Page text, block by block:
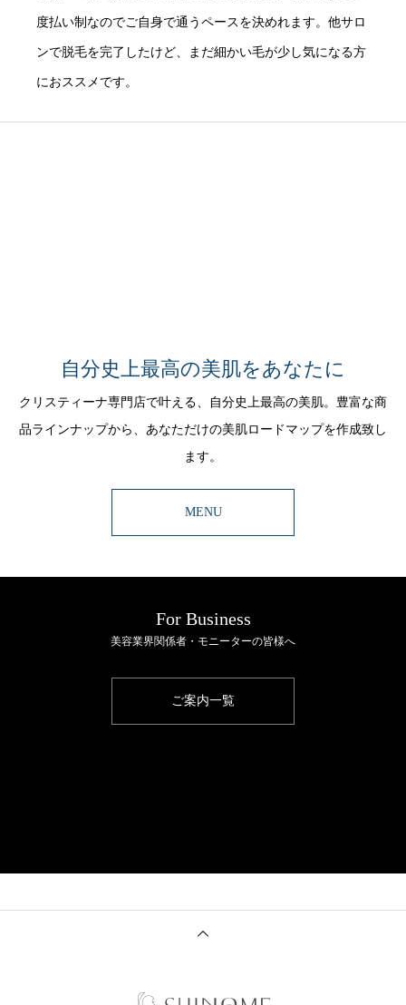
度払い制なのでご自身で通うペースを決めれます。他サロ
ンで脱毛を完了したけど、まだ細かい毛が少し気になる方
におススメです。
自分史上最高の美肌をあなたに
クリスティーナ専門店で叶える、自分史上最高の美肌。豊富な商
品ラインナップから、あなただけの美肌ロードマップを作成致し
ます。
MENU
For Business
美容業界関係者・モニーターの皆様へ
ご案内一覧